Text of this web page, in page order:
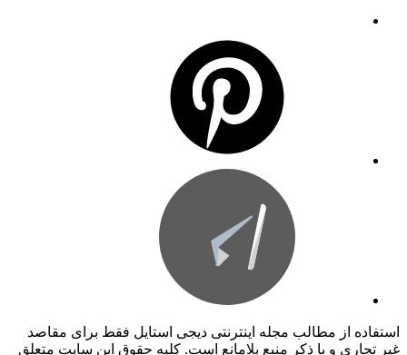
استفاده از مطالب مجله اینترنتی دیجی استایل فقط برای مقاصد
غیر تجاری و با ذکر منبع بلامانع است. کليه حقوق اين سايت متعلق